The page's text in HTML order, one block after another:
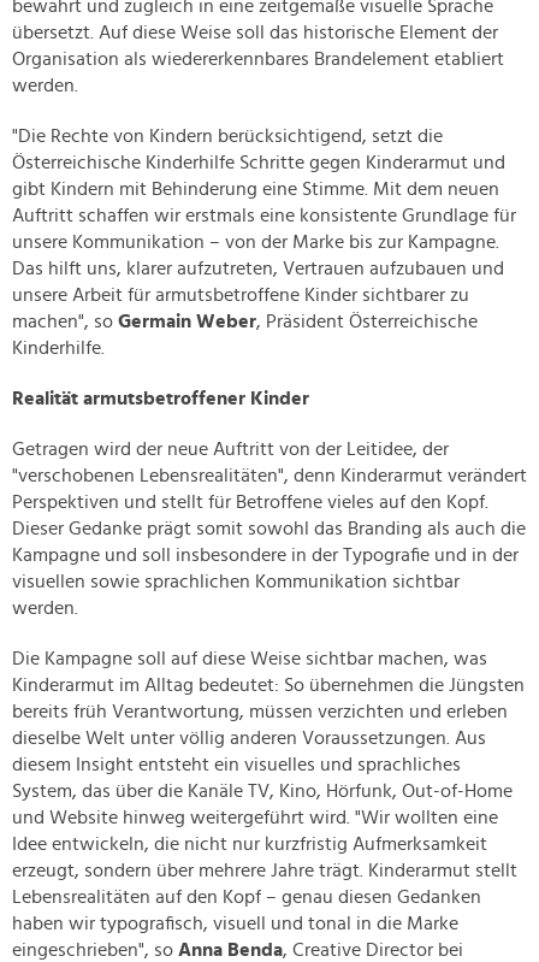
bewahrt und zugleich in eine zeitgemäße visuelle Sprache
übersetzt. Auf diese Weise soll das historische Element der
Organisation als wiedererkennbares Brandelement etabliert
werden.
"Die Rechte von Kindern berücksichtigend, setzt die
Österreichische Kinderhilfe Schritte gegen Kinderarmut und
gibt Kindern mit Behinderung eine Stimme. Mit dem neuen
Auftritt schaffen wir erstmals eine konsistente Grundlage für
unsere Kommunikation – von der Marke bis zur Kampagne.
Das hilft uns, klarer aufzutreten, Vertrauen aufzubauen und
unsere Arbeit für armutsbetroffene Kinder sichtbarer zu
machen", so Germain Weber, Präsident Österreichische
Kinderhilfe.
Realität armutsbetroffener Kinder
Getragen wird der neue Auftritt von der Leitidee, der
"verschobenen Lebensrealitäten", denn Kinderarmut verändert
Perspektiven und stellt für Betroffene vieles auf den Kopf.
Dieser Gedanke prägt somit sowohl das Branding als auch die
Kampagne und soll insbesondere in der Typografie und in der
visuellen sowie sprachlichen Kommunikation sichtbar
werden.
Die Kampagne soll auf diese Weise sichtbar machen, was
Kinderarmut im Alltag bedeutet: So übernehmen die Jüngsten
bereits früh Verantwortung, müssen verzichten und erleben
dieselbe Welt unter völlig anderen Voraussetzungen. Aus
diesem Insight entsteht ein visuelles und sprachliches
System, das über die Kanäle TV, Kino, Hörfunk, Out-of-Home
und Website hinweg weitergeführt wird. "Wir wollten eine
Idee entwickeln, die nicht nur kurzfristig Aufmerksamkeit
erzeugt, sondern über mehrere Jahre trägt. Kinderarmut stellt
Lebensrealitäten auf den Kopf – genau diesen Gedanken
haben wir typografisch, visuell und tonal in die Marke
eingeschrieben", so Anna Benda, Creative Director bei